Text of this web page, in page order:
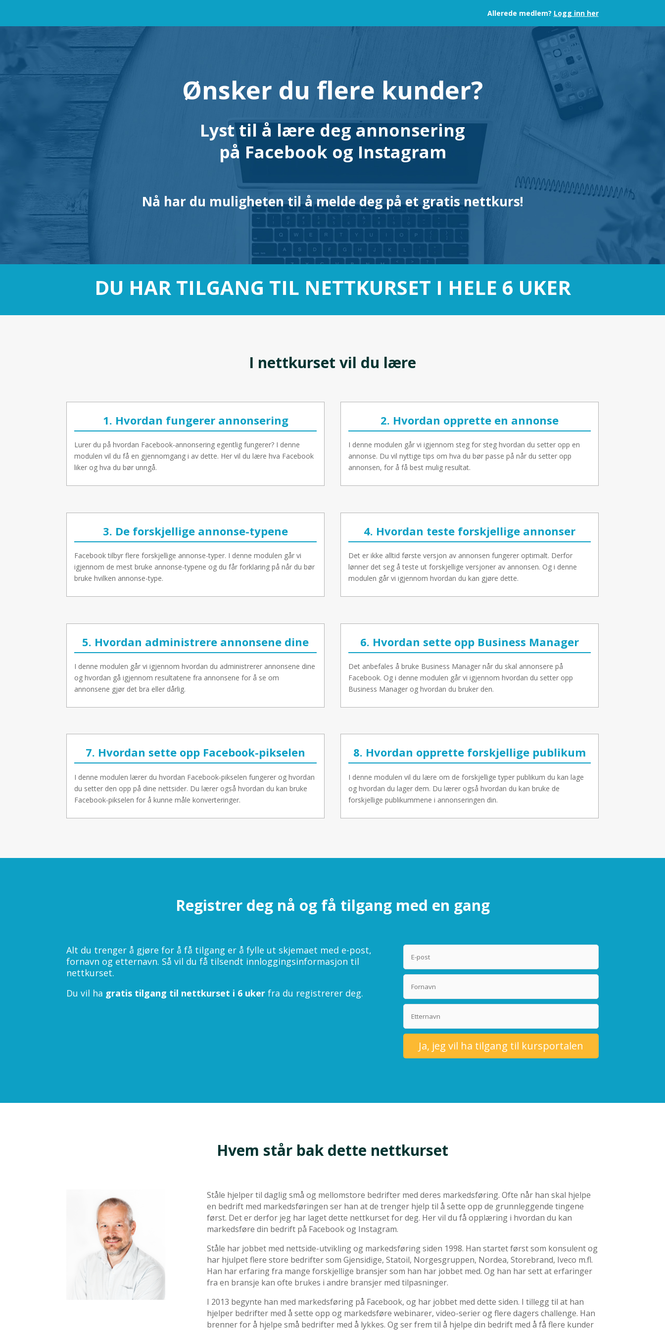
Allerede medlem? Logg inn her
Ønsker du flere kunder?
Lyst til å lære deg annonsering
på Facebook og Instagram
Nå har du muligheten til å melde deg på et gratis nettkurs!
DU HAR TILGANG TIL NETTKURSET I HELE 6 UKER
I nettkurset vil du lære
1. Hvordan fungerer annonsering
Lurer du på hvordan Facebook-annonsering egentlig fungerer? I denne
modulen vil du få en gjennomgang i av dette. Her vil du lære hva Facebook
liker og hva du bør unngå.
2. Hvordan opprette en annonse
I denne modulen går vi igjennom steg for steg hvordan du setter opp en
annonse. Du vil nyttige tips om hva du bør passe på når du setter opp
annonsen, for å få best mulig resultat.
3. De forskjellige annonse-typene
Facebook tilbyr flere forskjellige annonse-typer. I denne modulen går vi
igjennom de mest bruke annonse-typene og du får forklaring på når du bør
bruke hvilken annonse-type.
4. Hvordan teste forskjellige annonser
Det er ikke alltid første versjon av annonsen fungerer optimalt. Derfor
lønner det seg å teste ut forskjellige versjoner av annonsen. Og i denne
modulen går vi igjennom hvordan du kan gjøre dette.
5. Hvordan administrere annonsene dine
I denne modulen går vi igjennom hvordan du administrerer annonsene dine
og hvordan gå igjennom resultatene fra annonsene for å se om
annonsene gjør det bra eller dårlig.
6. Hvordan sette opp Business Manager
Det anbefales å bruke Business Manager når du skal annonsere på
Facebook. Og i denne modulen går vi igjennom hvordan du setter opp
Business Manager og hvordan du bruker den.
7. Hvordan sette opp Facebook-pikselen
I denne modulen lærer du hvordan Facebook-pikselen fungerer og hvordan
du setter den opp på dine nettsider. Du lærer også hvordan du kan bruke
Facebook-pikselen for å kunne måle konverteringer.
8. Hvordan opprette forskjellige publikum
I denne modulen vil du lære om de forskjellige typer publikum du kan lage
og hvordan du lager dem. Du lærer også hvordan du kan bruke de
forskjellige publikummene i annonseringen din.
Registrer deg nå og få tilgang med en gang
Alt du trenger å gjøre for å få tilgang er å fylle ut skjemaet med e-post,
fornavn og etternavn. Så vil du få tilsendt innloggingsinformasjon til
nettkurset.
Du vil ha gratis tilgang til nettkurset i 6 uker fra du registrerer deg.
Hvem står bak dette nettkurset
Ståle hjelper til daglig små og mellomstore bedrifter med deres markedsføring. Ofte når han skal hjelpe
en bedrift med markedsføringen ser han at de trenger hjelp til å sette opp de grunnleggende tingene
først. Det er derfor jeg har laget dette nettkurset for deg. Her vil du få opplæring i hvordan du kan
markedsføre din bedrift på Facebook og Instagram.
Ståle har jobbet med nettside-utvikling og markedsføring siden 1998. Han startet først som konsulent og
har hjulpet flere store bedrifter som Gjensidige, Statoil, Norgesgruppen, Nordea, Storebrand, Iveco m.fl.
Han har erfaring fra mange forskjellige bransjer som han har jobbet med. Og han har sett at erfaringer
fra en bransje kan ofte brukes i andre bransjer med tilpasninger.
I 2013 begynte han med markedsføring på Facebook, og har jobbet med dette siden. I tillegg til at han
hjelper bedrifter med å sette opp og markedsføre webinarer, video-serier og flere dagers challenge. Han
brenner for å hjelpe små bedrifter med å lykkes. Og ser frem til å hjelpe din bedrift med å få flere kunder